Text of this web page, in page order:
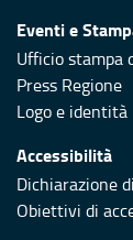
Eventi e
Ufficio stampa
Press Regione
Logo e
Accessibilità
Dichiarazione
Obiettivi di